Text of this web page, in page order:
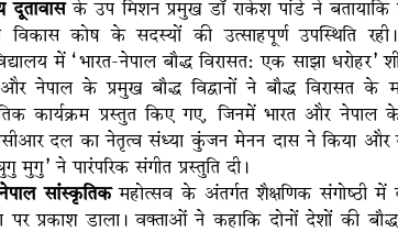
दूतावासके उप मिशन प्रमुख डॉ राकेश पांडे ने बतायाकि
विकास कोष के सदस्यों की उत्साहपूर्ण उपस्थिति
में ‘भारत-नेपाल बौद्ध विरासत: एक साझा
और नेपाल के प्रमुख बौद्ध विद्वानों ने बौद्ध विरासत
कार्यक्रम प्रस्तुत किए गए, जिनमें भारत और नेपाल के
दल का नेतृत्व संध्या कुंजन मेनन दास ने किया और
मुगु’ ने पारंपरिक संगीत प्रस्तुति दी।
सांस्कृतिकमहोत्सव के अंतर्गत शैक्षणिक संगोष्ठी में
पर प्रकाश डाला। वक्ताओं ने कहाकि दोनों देशों की